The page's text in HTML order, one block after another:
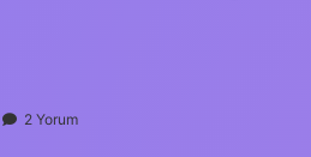
2 Yorum